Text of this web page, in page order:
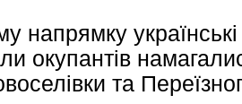
напрямку
окупантів
та